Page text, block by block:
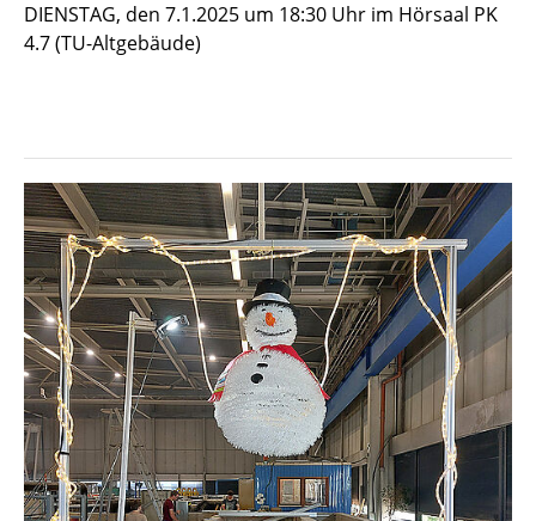
DIENSTAG, den 7.1.2025 um 18:30 Uhr im Hörsaal PK
4.7 (TU-Altgebäude)